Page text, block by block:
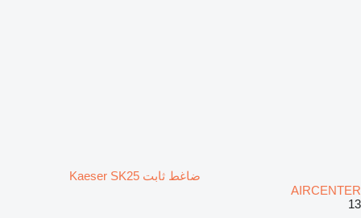
ضاغط ثابت Kaeser SK25
AIRCENTER
13